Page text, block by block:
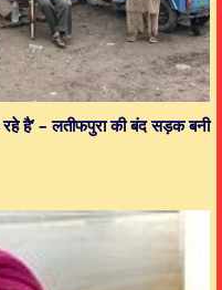
है’ – लतीफपुरा की बंद सड़क बनी